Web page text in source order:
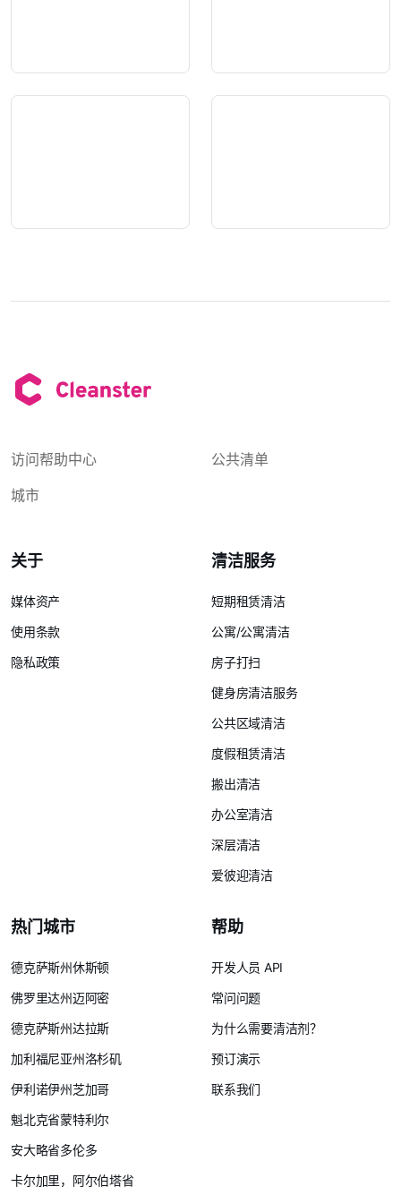
访问帮助中心
公共清单
城市
关于
媒体资产
使用条款
隐私政策
清洁服务
短期租赁清洁
公寓/公寓清洁
房子打扫
健身房清洁服务
公共区域清洁
度假租赁清洁
搬出清洁
办公室清洁
深层清洁
爱彼迎清洁
热门城市
德克萨斯州休斯顿
佛罗里达州迈阿密
德克萨斯州达拉斯
加利福尼亚州洛杉矶
伊利诺伊州芝加哥
魁北克省蒙特利尔
安大略省多伦多
卡尔加里，阿尔伯塔省
帮助
开发人员 API
常问问题
为什么需要清洁剂？
预订演示
联系我们